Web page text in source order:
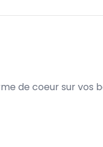
de coeur sur vos